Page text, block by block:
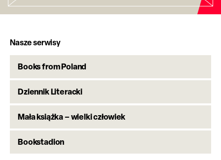
Nasze serwisy
Books from Poland
Dziennik Literacki
Mała książka – wielki człowiek
Bookstadion